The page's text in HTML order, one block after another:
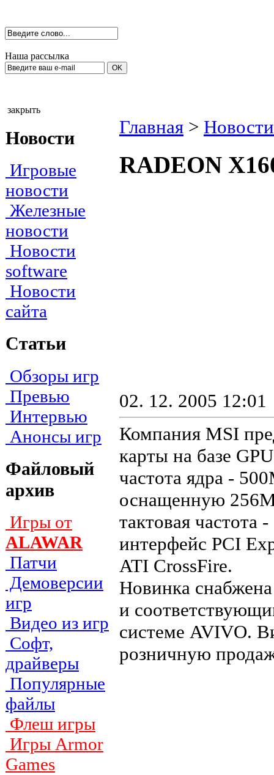
Наша рассылка
закрыть
Новости
Игровые
новости
Железные
новости
Новости
software
Новости
сайта
Статьи
Обзоры игр
Превью
Интервью
Анонсы игр
Файловый
архив
Игры от
ALAWAR
Патчи
Демоверсии
игр
Видео из игр
Софт,
драйверы
Популярные
файлы
Флеш игры
Игры Armor
Games
Главная >
RADEON
02. 12. 2005 12:01
Компания MSI
карты на базе
частота ядра -
оснащенную
тактовая
интерфейс PCI
ATI CrossFire.
Новинка
и
системе AVIVO.
розничную